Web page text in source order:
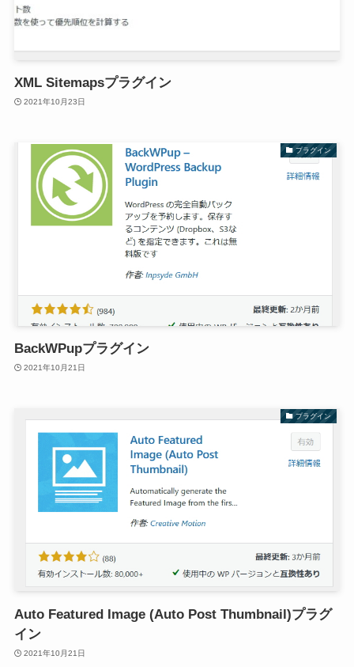
XML Sitemapsプラグイン
2021年10月23日
プラグイン
BackWPupプラグイン
2021年10月21日
プラグイン
Auto Featured Image (Auto Post Thumbnail)プラグ
イン
2021年10月21日